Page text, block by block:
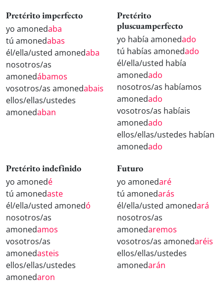
Pretérito imperfecto
yo amonedaba
tú amonedabas
él/ella/usted amonedaba
nosotros/as
amonedábamos
vosotros/as amonedabais
ellos/ellas/ustedes
amonedaban
Pretérito
pluscuamperfecto
yo había amonedado
tú habías amonedado
él/ella/usted había
amonedado
nosotros/as habíamos
amonedado
vosotros/as habíais
amonedado
ellos/ellas/ustedes habían
amonedado
Pretérito indefinido
yo amonedé
tú amonedaste
él/ella/usted amonedó
nosotros/as
amonedamos
vosotros/as
amonedasteis
ellos/ellas/ustedes
amonedaron
Futuro
yo amonedaré
tú amonedarás
él/ella/usted amonedará
nosotros/as
amonedaremos
vosotros/as amonedaréis
ellos/ellas/ustedes
amonedarán